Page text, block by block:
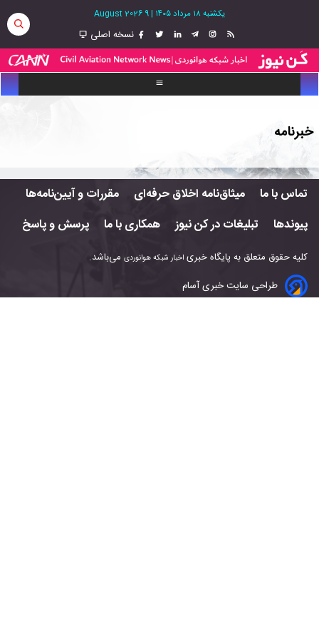
یکشنبه ۱۸ مرداد ۱۴۰۵ |
9 August 2026
نسخه اصلی
خبرنامه
تماس با ما میثاق‌نامه اخلاق حرفه‌ای
مقررات و آیین‌نامه‌ها
پیوندها
تبلیغات در کن نیوز همکاری با ما پرسش و پاسخ
کلیه حقوق متعلق به پایگاه خبری اخبار شبکه هوانوردی می‌باشد.
طراحی سایت خبری آسام